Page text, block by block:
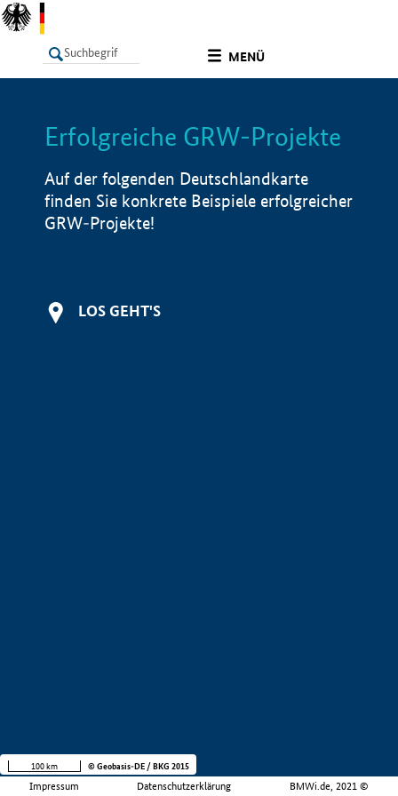
MENÜ
LISTE Info
Erfolgreiche GRW-Projekte
Auf der folgenden Deutschlandkarte
finden Sie konkrete Beispiele erfolgreicher
GRW-Projekte!
LOS GEHT'S
Impressum Datenschutzerklärung BMWi.de, 2021 ©
100 km © Geobasis-DE / BKG 2015